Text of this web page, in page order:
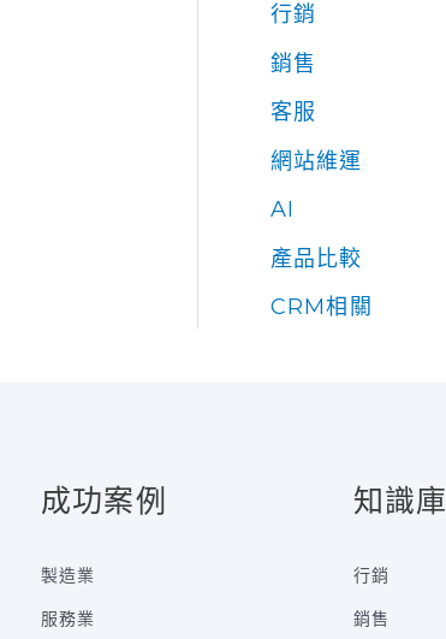
行銷
銷售
客服
網站維運
AI
產品比較
CRM相關
成功案例
製造業
服務業
知識庫
行銷
銷售